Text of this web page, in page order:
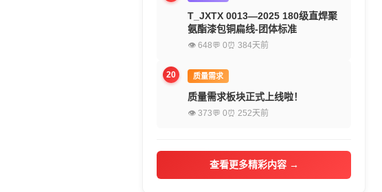
T_JXTX 0013—2025 180级直焊聚
氨酯漆包铜扁线-团体标准
👁 648💬 0⏰ 384天前
20 质量需求
质量需求板块正式上线啦！
👁 373💬 0⏰ 252天前
查看更多精彩内容 →